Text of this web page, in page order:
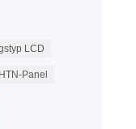
LCD
HTN-Panel